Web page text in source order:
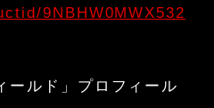
9NBHW0MWX532
ールド」プロフィール